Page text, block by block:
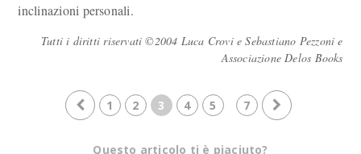
inclinazioni personali.
Tutti i diritti riservati ©2004 Luca Crovi e Sebastiano Pezzoni e
Associazione Delos Books
1 2 3 4 5 7
Questo articolo ti è piaciuto?